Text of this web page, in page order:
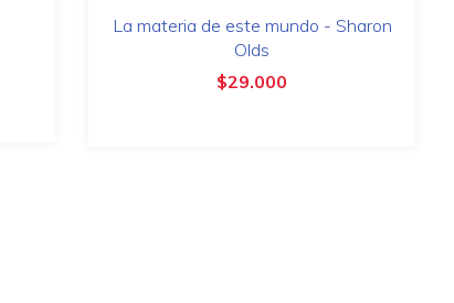
La materia de este mundo - Sharon
Olds
$29.000